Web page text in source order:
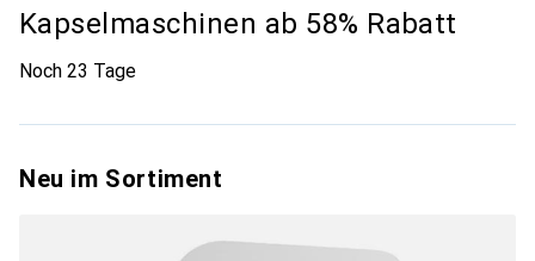
Kapselmaschinen ab 58% Rabatt
Noch 23 Tage
Neu im Sortiment